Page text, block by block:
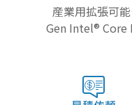
産業用拡張可
Gen Intel® Core